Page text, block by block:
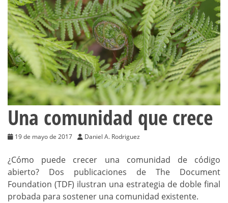
Una comunidad que crece
19 de mayo de 2017 Daniel A. Rodriguez
¿Cómo puede crecer una comunidad de código
abierto? Dos publicaciones de The Document
Foundation (TDF) ilustran una estrategia de doble final
probada para sostener una comunidad existente.